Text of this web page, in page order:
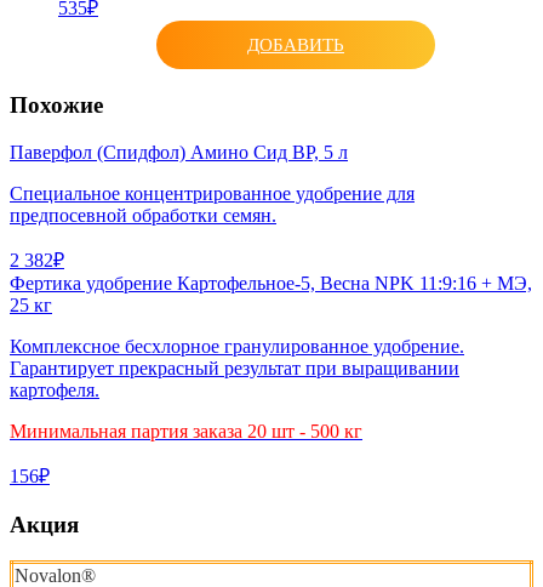
535₽
ДОБАВИТЬ
Похожие
Паверфол (Спидфол) Амино Сид ВР, 5 л
Специальное концентрированное удобрение для
предпосевной обработки семян.
2 382₽
Фертика удобрение Картофельное-5, Весна NPK 11:9:16 + МЭ,
25 кг
Комплексное бесхлорное гранулированное удобрение.
Гарантирует прекрасный результат при выращивании
картофеля.
Минимальная партия заказа 20 шт - 500 кг
156₽
Акция
Novalon®